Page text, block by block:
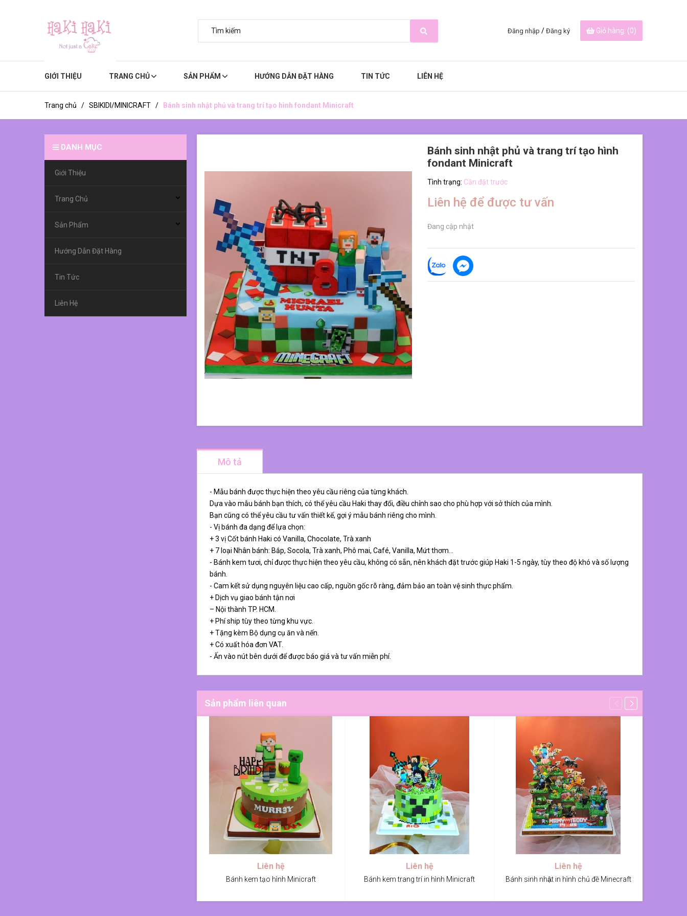
Đăng nhập / Đăng ký Giỏ hàng: (0)
GIỚI THIỆU TRANG CHỦ SẢN PHẨM HƯỚNG DẪN ĐẶT HÀNG TIN TỨC LIÊN HỆ
Trang chủ / SBIKIDI/MINICRAFT / Bánh sinh nhật phủ và trang trí tạo hình fondant Minicraft
Bánh sinh nhật phủ và trang trí tạo hình
fondant Minicraft
Tình trạng: Cần đặt trước
Liên hệ để được tư vấn
Đang cập nhật
Mô tả
- Mẫu bánh được thực hiện theo yêu cầu riêng của từng khách.
Dựa vào mẫu bánh bạn thích, có thể yêu cầu Haki thay đổi, điều chỉnh sao cho phù hợp với sở thích của mình.
Bạn cũng có thể yêu cầu tư vấn thiết kế, gợi ý mẫu bánh riêng cho mình.
- Vị bánh đa dạng để lựa chọn:
+ 3 vị Cốt bánh Haki có Vanilla, Chocolate, Trà xanh
+ 7 loại Nhân bánh: Bắp, Socola, Trà xanh, Phô mai, Café, Vanilla, Mứt thơm…
- Bánh kem tươi, chỉ được thực hiện theo yêu cầu, không có sẵn, nên khách đặt trước giúp Haki 1-5 ngày, tùy theo độ khó và số lượng
bánh.
- Cam kết sử dụng nguyên liệu cao cấp, nguồn gốc rõ ràng, đảm bảo an toàn vệ sinh thực phẩm.
+ Dịch vụ giao bánh tận nơi
– Nội thành TP. HCM.
+ Phí ship tùy theo từng khu vực.
+ Tặng kèm Bộ dụng cụ ăn và nến.
+ Có xuất hóa đơn VAT.
- Ấn vào nút bên dưới để được báo giá và tư vấn miễn phí.
Sản phẩm liên quan
Liên hệ
Bánh kem tạo hình Minicraft
Liên hệ
Bánh kem trang trí in hình Minicraft
Liên hệ
Bánh sinh nhật in hình chủ đề Minecraft
DANH MỤC
Giới Thiệu
Trang Chủ
Sản Phẩm
Hướng Dẫn Đặt Hàng
Tin Tức
Liên Hệ